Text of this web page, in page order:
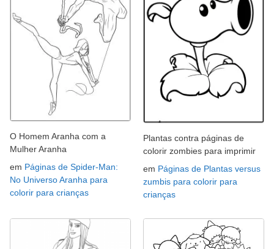
O Homem Aranha com a
Mulher Aranha
em Páginas de Spider-Man:
No Universo Aranha para
colorir para crianças
Plantas contra páginas de
colorir zombies para imprimir
em Páginas de Plantas versus
zumbis para colorir para
crianças